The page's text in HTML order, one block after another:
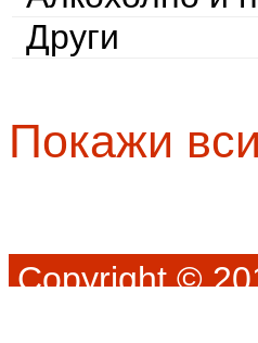
Други
Покажи
Copyright ©